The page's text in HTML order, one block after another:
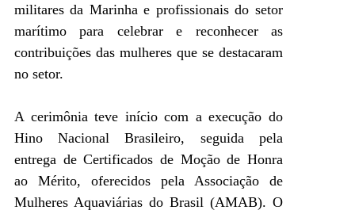
militares da Marinha e profissionais do setor
marítimo para celebrar e reconhecer as
contribuições das mulheres que se destacaram
no setor.
A cerimônia teve início com a execução do
Hino Nacional Brasileiro, seguida pela
entrega de Certificados de Moção de Honra
ao Mérito, oferecidos pela Associação de
Mulheres Aquaviárias do Brasil (AMAB). O